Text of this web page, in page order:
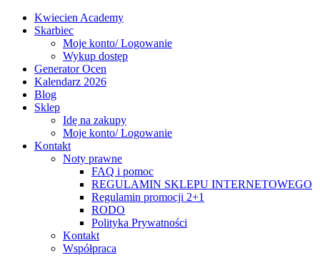
Kwiecien Academy
Skarbiec
Moje konto/ Logowanie
Wykup dostęp
Generator Ocen
Kalendarz 2026
Blog
Sklep
Idę na zakupy
Moje konto/ Logowanie
Kontakt
Noty prawne
FAQ i pomoc
REGULAMIN SKLEPU INTERNETOWEGO
Regulamin promocji 2+1
RODO
Polityka Prywatności
Kontakt
Współpraca